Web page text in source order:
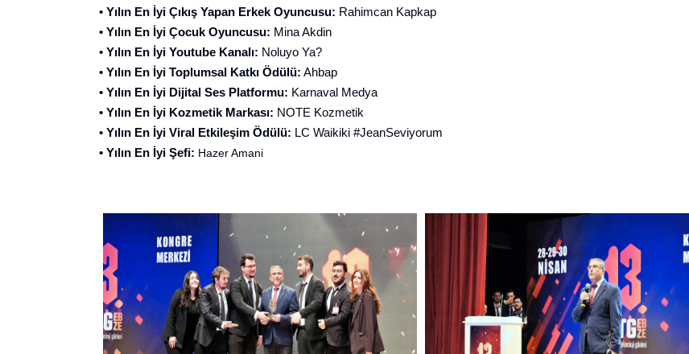
• Yılın En İyi Çıkış Yapan Erkek Oyuncusu: Rahimcan Kapkap
• Yılın En İyi Çocuk Oyuncusu: Mina Akdin
• Yılın En İyi Youtube Kanalı: Noluyo Ya?
• Yılın En İyi Toplumsal Katkı Ödülü: Ahbap
• Yılın En İyi Dijital Ses Platformu: Karnaval Medya
• Yılın En İyi Kozmetik Markası: NOTE Kozmetik
• Yılın En İyi Viral Etkileşim Ödülü: LC Waikiki #JeanSeviyorum
• Yılın En İyi Şefi: Hazer Amani